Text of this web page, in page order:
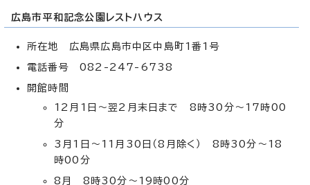
広島市平和記念公園レストハウス
所在地 広島県広島市中区中島町1番1号
電話番号 082-247-6738
開館時間
12月1日～翌2月末日まで 8時30分～17時00
分
3月1日～11月30日（8月除く） 8時30分～18
時00分
8月 8時30分～19時00分